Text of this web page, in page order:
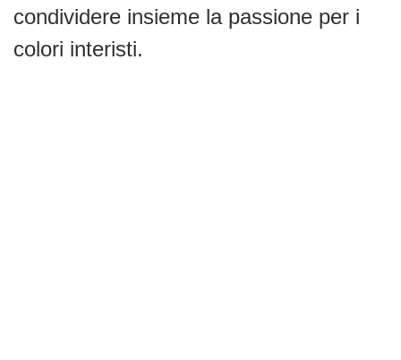
condividere insieme la passione per i
colori interisti.